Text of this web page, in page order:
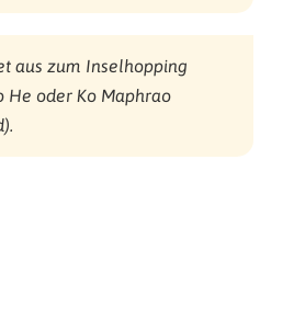
aus zum Inselhopping
He oder Ko Maphrao